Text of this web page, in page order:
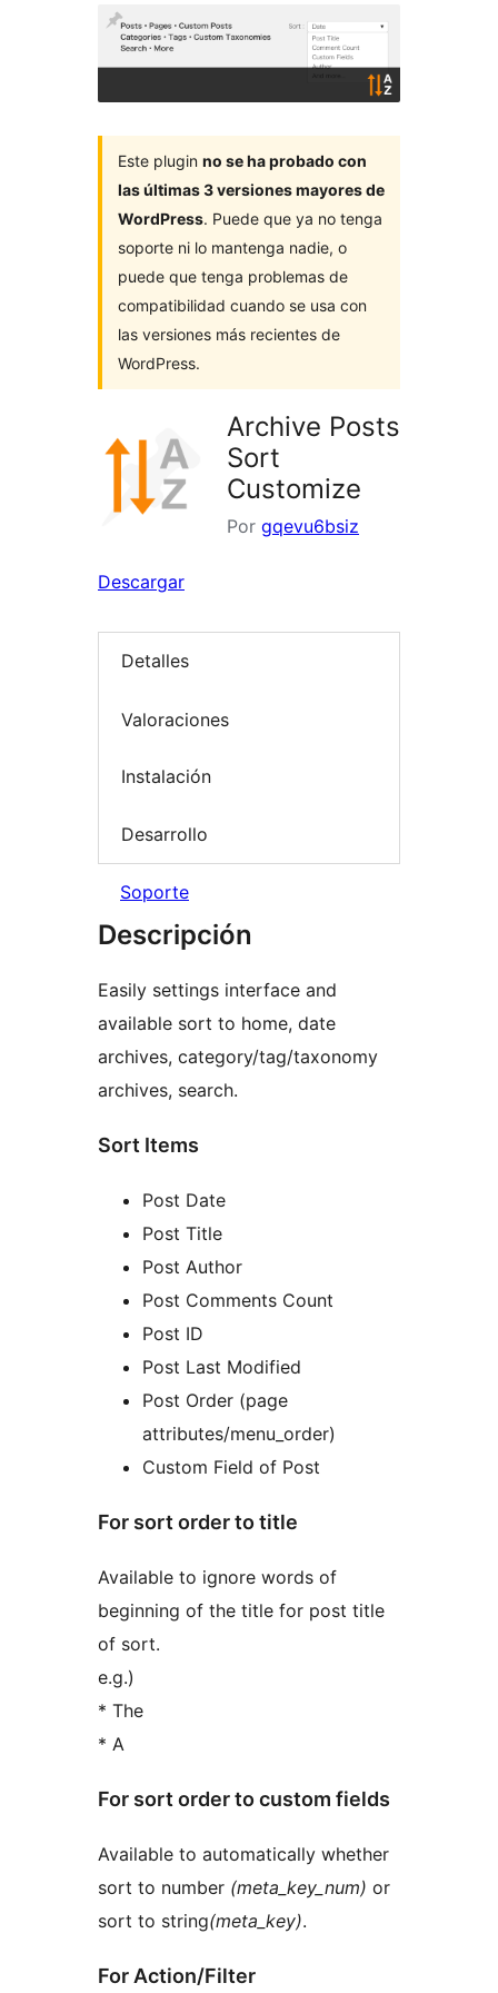
Este plugin no se ha probado con
las últimas 3 versiones mayores de
WordPress. Puede que ya no tenga
soporte ni lo mantenga nadie, o
puede que tenga problemas de
compatibilidad cuando se usa con
las versiones más recientes de
WordPress.
Archive Posts
Sort
Customize
Por gqevu6bsiz
Descargar
Detalles
Valoraciones
Instalación
Desarrollo
Soporte
Descripción
Easily settings interface and
available sort to home, date
archives, category/tag/taxonomy
archives, search.
Sort Items
Post Date
Post Title
Post Author
Post Comments Count
Post ID
Post Last Modified
Post Order (page
attributes/menu_order)
Custom Field of Post
For sort order to title
Available to ignore words of
beginning of the title for post title
of sort.
e.g.)
* The
* A
For sort order to custom fields
Available to automatically whether
sort to number (meta_key_num) or
sort to string(meta_key).
For Action/Filter